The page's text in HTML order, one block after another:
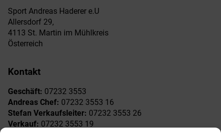
Sport Andreas Haderer e.U
Allersdorf 29,
4113 St. Martin im Mühlkreis
Österreich
Kontakt
Geschäft: 07232 3553
Andreas Chef: 07232 3553 16
Stefan Verkaufsleiter: 07232 3553 26
Verkauf: 07232 3553 19